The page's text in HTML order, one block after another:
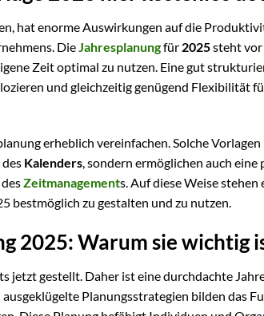
hat enorme Auswirkungen auf die
Die Jahresplanungfür 2025steht vor
Zeit optimal zu nutzen. Eine gut
und gleichzeitig genügend Flexibilität
erheblich vereinfachen. Solche
Kalenders, sondern ermöglichen auch
Zeitmanagements. Auf diese Weise
bestmöglich zu gestalten und zu nutzen.
2025: Warum sie wichtig
jetzt gestellt. Daher ist eine durchdachte
Planungsstrategien bilden das